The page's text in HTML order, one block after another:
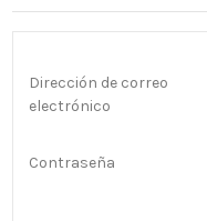
Dirección de correo
electrónico
Contraseña